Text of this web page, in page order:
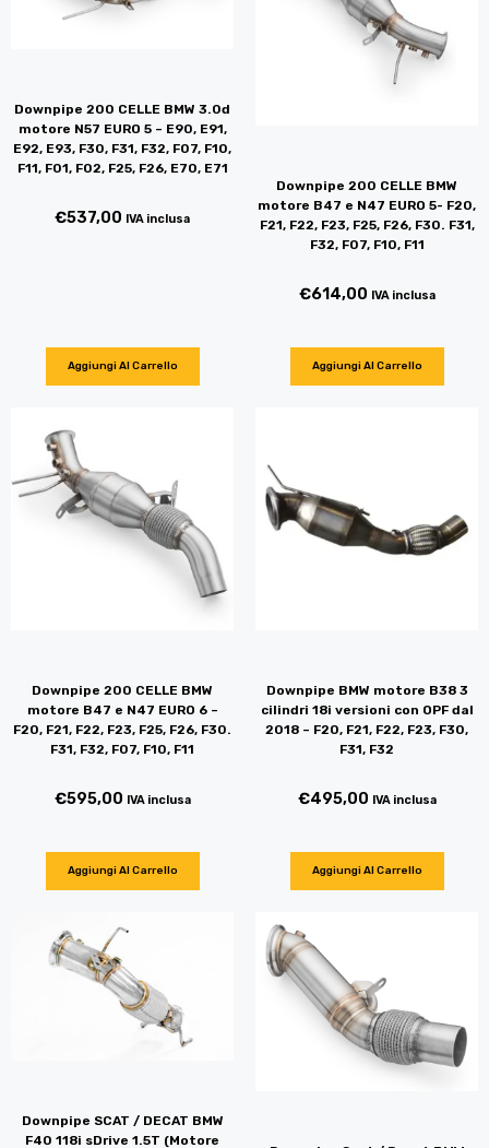
Downpipe 200 CELLE BMW 3.0d
motore N57 EURO 5 – E90, E91,
E92, E93, F30, F31, F32, F07, F10,
F11, F01, F02, F25, F26, E70, E71
€537,00 IVA inclusa
Aggiungi Al Carrello
Downpipe 200 CELLE BMW
motore B47 e N47 EURO 5- F20,
F21, F22, F23, F25, F26, F30. F31,
F32, F07, F10, F11
€614,00 IVA inclusa
Aggiungi Al Carrello
Downpipe 200 CELLE BMW
motore B47 e N47 EURO 6 –
F20, F21, F22, F23, F25, F26, F30.
F31, F32, F07, F10, F11
€595,00 IVA inclusa
Aggiungi Al Carrello
Downpipe BMW motore B38 3
cilindri 18i versioni con OPF dal
2018 – F20, F21, F22, F23, F30,
F31, F32
€495,00 IVA inclusa
Aggiungi Al Carrello
Downpipe SCAT / DECAT BMW
F40 118i sDrive 1.5T (Motore